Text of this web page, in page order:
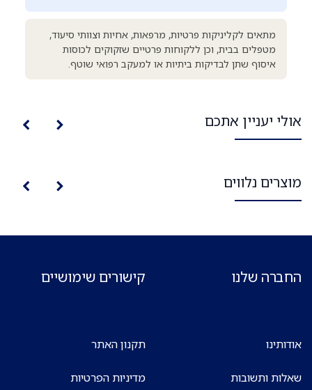
מתאים לקליניקות פרטיות, מרפאות, אחיות וצוותי סיעוד,
מטפלים בבית, וכן ללקוחות פרטיים שזקוקים לכוסות
איסוף שתן לבדיקות ביתיות או למעקב רפואי שוטף.
אולי יעניין אתכם
מוצרים נלווים
החברה שלנו
אודותינו
שאלות ותשובות
קישורים שימושיים
תקנון האתר
מדיניות הפרטיות